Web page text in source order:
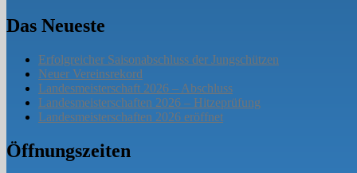
Das Neueste
Erfolgreicher Saisonabschluss der Jungschützen
Neuer Vereinsrekord
Landesmeisterschaft 2026 – Abschluss
Landesmeisterschaften 2026 – Hitzeprüfung
Landesmeisterschaften 2026 eröffnet
Öffnungszeiten